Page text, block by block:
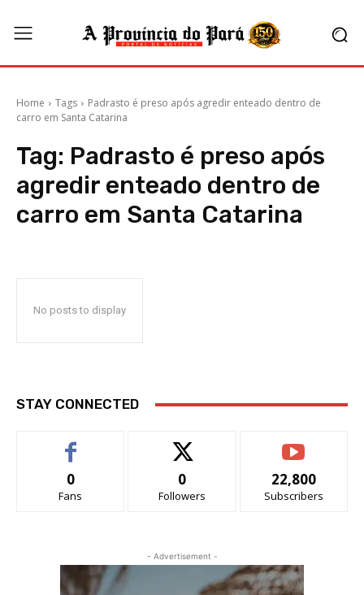
Home Tags
Padrasto é preso após agredir enteado dentro de
carro em Santa Catarina
Tag: Padrasto é preso após
agredir enteado dentro de
carro em Santa Catarina
No posts to display
STAY CONNECTED
0
Fans
0
Followers
22,800
Subscribers
- Advertisement -